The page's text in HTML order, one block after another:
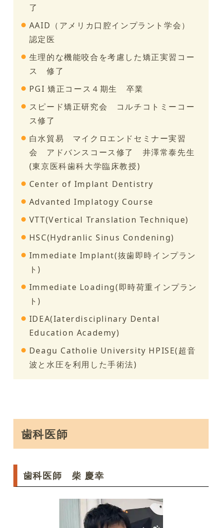
了
AAID（アメリカ口腔インプラント学会）
認定医
生理的な機能咬合を考慮した矯正実習コー
ス 修了
PGI 矯正コース４期生 卒業
スピード矯正研究会 コルチコトミーコー
ス修了
白水貿易 マイクロエンドセミナー実習
会 アドバンスコース修了 井澤常泰先生
(東京医科歯科大学臨床教授)
Center of Implant Dentistry
Advanted Implatogy Course
VTT(Vertical Translation Technique)
HSC(Hydranlic Sinus Condening)
Immediate Implant(抜歯即時インプラン
ト)
Immediate Loading(即時荷重インプラン
ト)
IDEA(Iaterdisciplinary Dental
Education Academy)
Deagu Catholie University HPISE(超音
波と水圧を利用した手術法)
歯科医師
歯科医師 柴 慶幸